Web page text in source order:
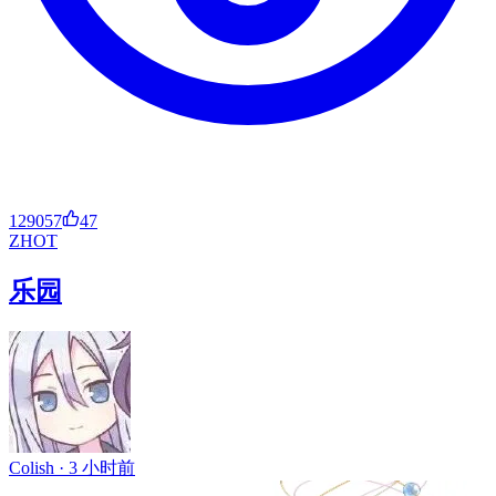
129057
47
ZHOT
乐园
Colish · 3 小时前